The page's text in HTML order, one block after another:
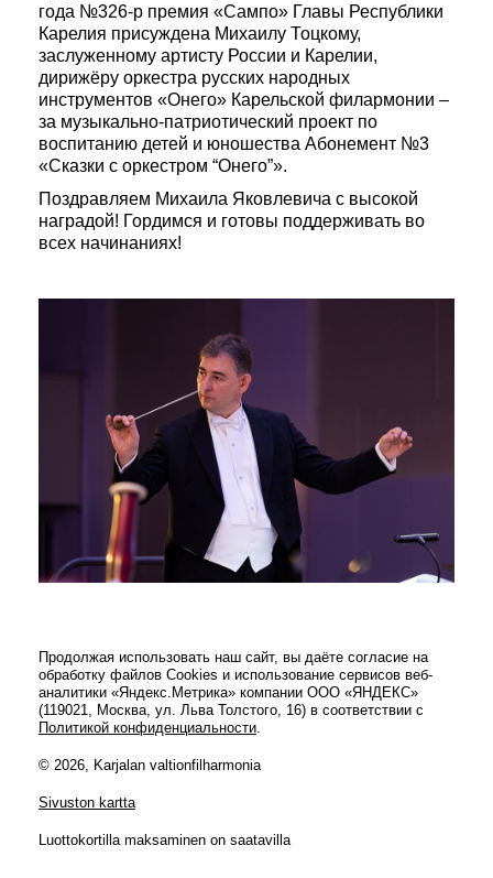
года №326-р премия «Сампо» Главы Республики
Карелия присуждена Михаилу Тоцкому,
заслуженному артисту России и Карелии,
дирижёру оркестра русских народных
инструментов «Онего» Карельской филармонии –
за музыкально-патриотический проект по
воспитанию детей и юношества Абонемент №3
«Сказки с оркестром “Онего”».
Поздравляем Михаила Яковлевича с высокой
наградой! Гордимся и готовы поддерживать во
всех начинаниях!
Продолжая использовать наш сайт, вы даёте согласие на
обработку файлов Cookies и использование сервисов веб-
аналитики «Яндекс.Метрика» компании ООО «ЯНДЕКС»
(119021, Москва, ул. Льва Толстого, 16) в соответствии с
Политикой конфиденциальности.
© 2026, Karjalan valtionfilharmonia
Sivuston kartta
Luottokortilla maksaminen on saatavilla